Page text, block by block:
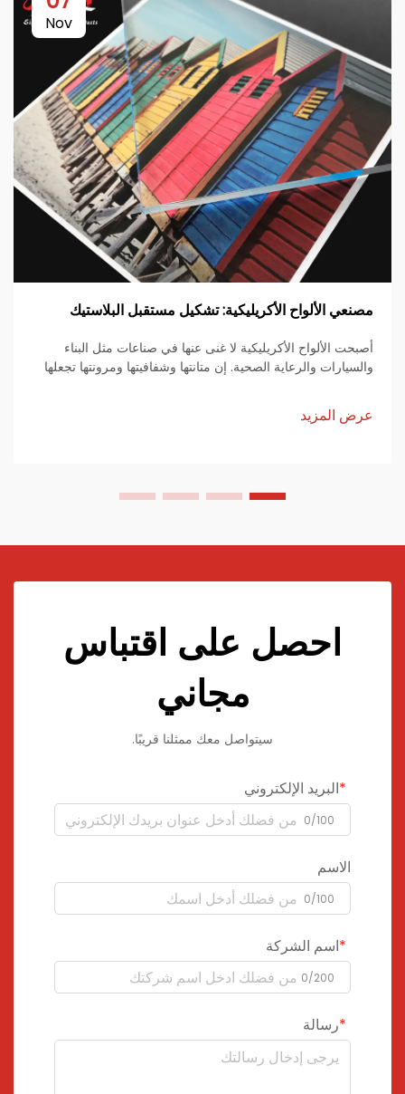
Nov
مصنعي الألواح الأكريليكية: تشكيل مستقبل البلاستيك
أصبحت الألواح الأكريليكية لا غنى عنها في صناعات مثل البناء
والسيارات والرعاية الصحية. إن متانتها وشفافيتها ومرونتها تجعلها
في الابتكار...
عرض المزيد
احصل على اقتباس
مجاني
سيتواصل معك ممثلنا قريبًا.
البريد الإلكتروني
0/100
الاسم
0/100
اسم الشركة
0/200
رسالة